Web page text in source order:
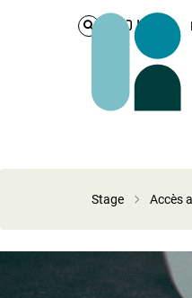
Login
Stage Accès